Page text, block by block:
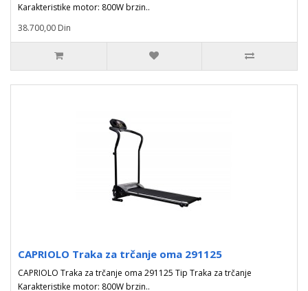
Karakteristike motor: 800W brzin..
38.700,00 Din
CAPRIOLO Traka za trčanje oma 291125
CAPRIOLO Traka za trčanje oma 291125 Tip Traka za trčanje
Karakteristike motor: 800W brzin..